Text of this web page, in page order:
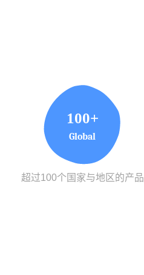
100+
Global
超过100个国家与地区的产品